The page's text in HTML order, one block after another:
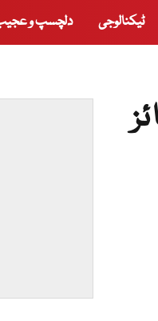
ٹیکنالوجی دلچسپ و